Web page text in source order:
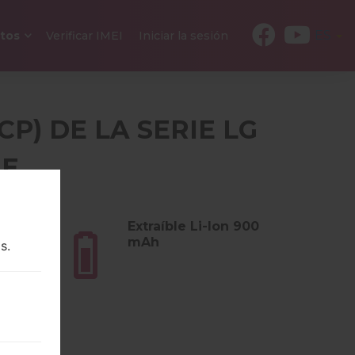
Verificar IMEI Iniciar la sesión
DE LA SERIE LG
Extraíble Li-Ion 900
mAh